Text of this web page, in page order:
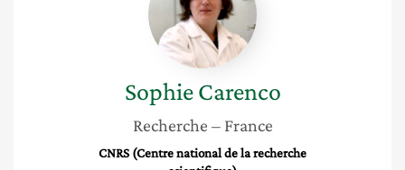
Sophie Carenco
Recherche – France
CNRS (Centre national de la recherche